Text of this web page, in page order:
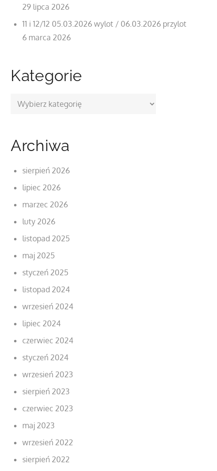
29 lipca 2026
11 i 12/12 05.03.2026 wylot / 06.03.2026 przylot
6 marca 2026
Kategorie
Kategorie
Archiwa
sierpień 2026
lipiec 2026
marzec 2026
luty 2026
listopad 2025
maj 2025
styczeń 2025
listopad 2024
wrzesień 2024
lipiec 2024
czerwiec 2024
styczeń 2024
wrzesień 2023
sierpień 2023
czerwiec 2023
maj 2023
wrzesień 2022
sierpień 2022